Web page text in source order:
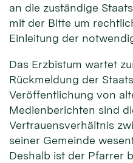
an die zuständige
mit der Bitte um
Einleitung der
Das Erzbistum wartet
Rückmeldung der
Veröffentlichung von
Medienberichten sind
Vertrauensverhältnis
seiner Gemeinde
Deshalb ist der Pfarrer